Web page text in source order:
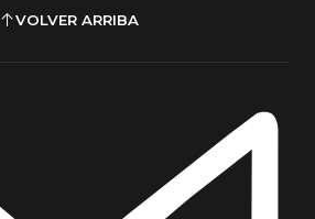
VOLVER ARRIBA